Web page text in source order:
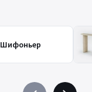
Шифоньер